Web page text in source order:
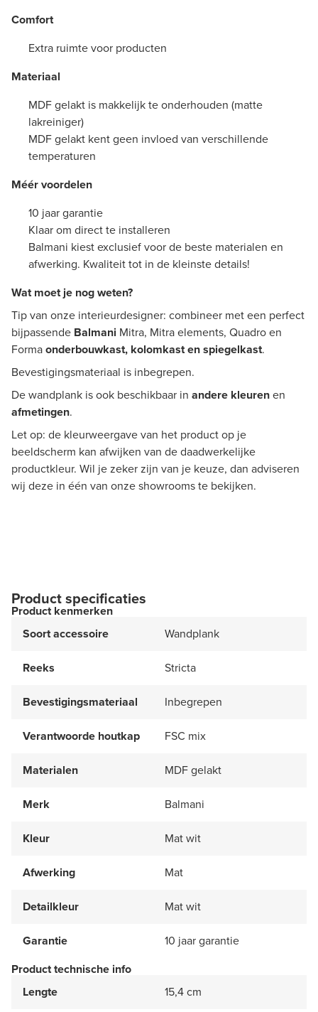
Comfort
Extra ruimte voor producten
Materiaal
MDF gelakt is makkelijk te onderhouden (matte
lakreiniger)
MDF gelakt kent geen invloed van verschillende
temperaturen
Méér voordelen
10 jaar garantie
Klaar om direct te installeren
Balmani kiest exclusief voor de beste materialen en
afwerking. Kwaliteit tot in de kleinste details!
Wat moet je nog weten?
Tip van onze interieurdesigner: combineer met een perfect
bijpassende Balmani Mitra, Mitra elements, Quadro en
Formaonderbouwkast, kolomkast en spiegelkast.
Bevestigingsmateriaal is inbegrepen.
De wandplank is ook beschikbaar in andere kleurenen
afmetingen.
Let op: de kleurweergave van het product op je
beeldscherm kan afwijken van de daadwerkelijke
productkleur. Wil je zeker zijn van je keuze, dan adviseren
wij deze in één van onze showrooms te bekijken.
Product specificaties
Product kenmerken
Soort accessoire
Wandplank
Reeks Stricta
Bevestigingsmateriaal Inbegrepen
Verantwoorde houtkap FSC mix
Materialen MDF gelakt
Merk Balmani
Kleur Mat wit
Afwerking Mat
Detailkleur Mat wit
Garantie
10 jaar garantie
Product technische info
Lengte
15,4 cm